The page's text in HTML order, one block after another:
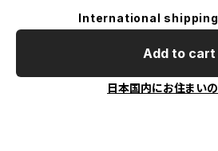
International
Add to cart
日本国内にお住まい